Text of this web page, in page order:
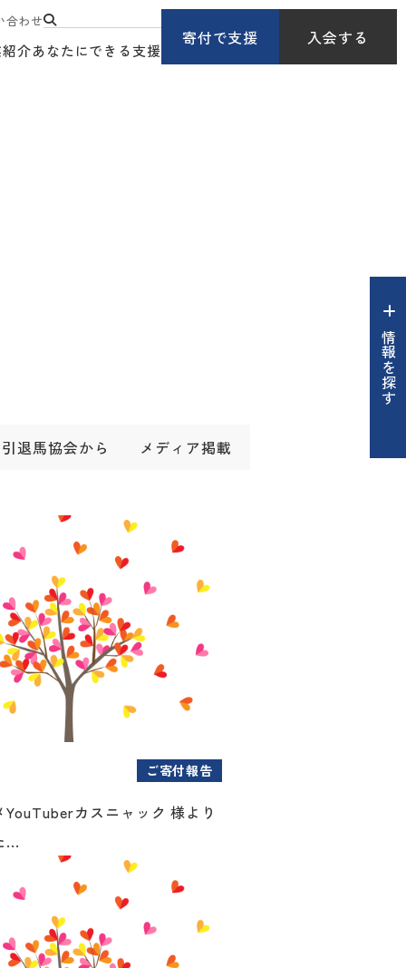
合わせ
介あなたにできる支援
寄付で支援 入会する
情報を探す
引退馬協会から メディア掲載
ご寄付報告
カスニャック 様より
...